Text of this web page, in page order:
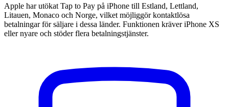
Apple har utökat Tap to Pay på iPhone till Estland, Lettland,
Litauen, Monaco och Norge, vilket möjliggör kontaktlösa
betalningar för säljare i dessa länder. Funktionen kräver iPhone XS
eller nyare och stöder flera betalningstjänster.